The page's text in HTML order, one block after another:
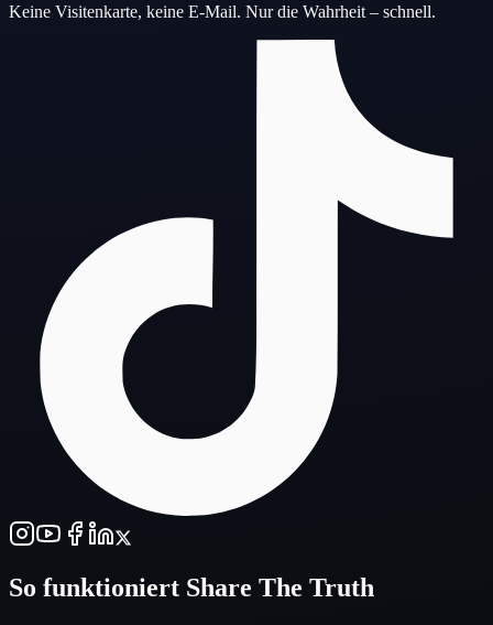
Keine Visitenkarte, keine E-Mail. Nur die Wahrheit – schnell.
So funktioniert Share The Truth